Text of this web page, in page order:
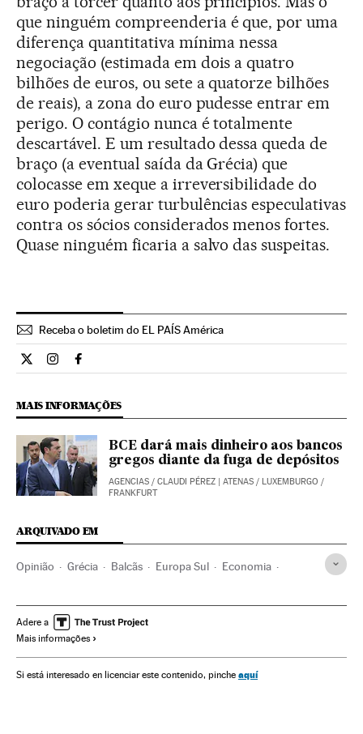
que ninguém compreenderia é que, por uma
diferença quantitativa mínima nessa
negociação (estimada em dois a quatro
bilhões de euros, ou sete a quatorze bilhões
de reais), a zona do euro pudesse entrar em
perigo. O contágio nunca é totalmente
descartável. E um resultado dessa queda de
braço (a eventual saída da Grécia) que
colocasse em xeque a irreversibilidade do
euro poderia gerar turbulências especulativas
contra os sócios considerados menos fortes.
Quase ninguém ficaria a salvo das suspeitas.
Receba o boletim do EL PAÍS América
Opiniao El País Brasil en Twitter
Opiniao El País Brasil en Instagram
Opiniao El País Brasil en Facebook
MAIS INFORMAÇÕES
BCE dará mais dinheiro aos bancos
gregos diante da fuga de depósitos
AGENCIAS / CLAUDI PÉREZ | ATENAS / LUXEMBURGO /
FRANKFURT
ARQUIVADO EM
Opinião Grécia Balcãs Europa Sul Economia
Comissão Europeia BCE
Bancos UE
Banca Relações exteriores Finanças
Adere a
Mais informações
Si está interesado en licenciar este contenido, pinche aquí